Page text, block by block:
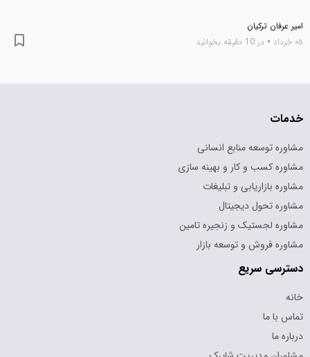
امیر عرفان ترکیان
۰۵ خرداد
• در 10 دقیقه بخوانید
خدمات
مشاوره توسعه منابع انسانی
مشاوره کسب و کار و بهینه سازی
مشاوره بازاریابی و تبلیغات
مشاوره تحول دیجیتال
مشاوره لجستیک و زنجیره تامین
مشاوره فروش و توسعه بازار
دسترسی سریع
خانه
تماس با ما
درباره ما